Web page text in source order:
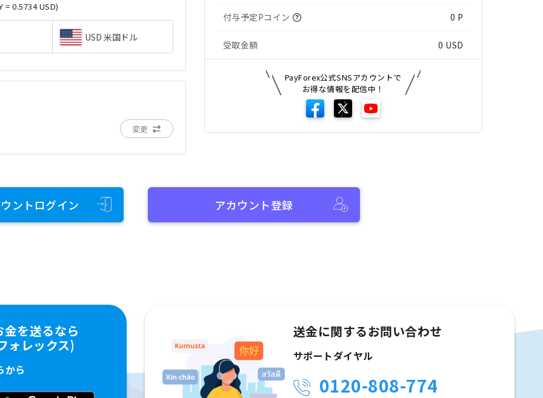
= 0.5734 USD)
USD 米国ドル
変更
付与予定Pコイン 0 P
受取金額 0 USD
PayForex公式SNSアカウントで
お得な情報を配信中！
ントログイン アカウント登録
を送るなら
ォレックス)
から
送金に関するお問い合わせ
サポートダイヤル
0120-808-774